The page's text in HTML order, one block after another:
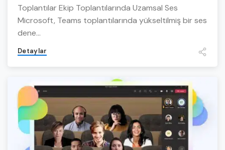
Toplantılar Ekip Toplantılarında Uzamsal Ses
Microsoft, Teams toplantılarında yükseltilmiş bir ses
dene...
Detaylar